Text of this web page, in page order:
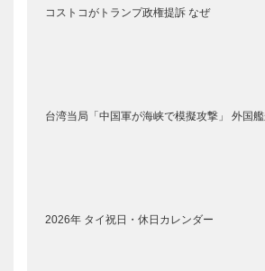
コストコがトランプ政権提訴 なぜ
台湾当局「中国軍が海峡で模擬攻撃」 外国
2026年 タイ祝日・休日カレンダー